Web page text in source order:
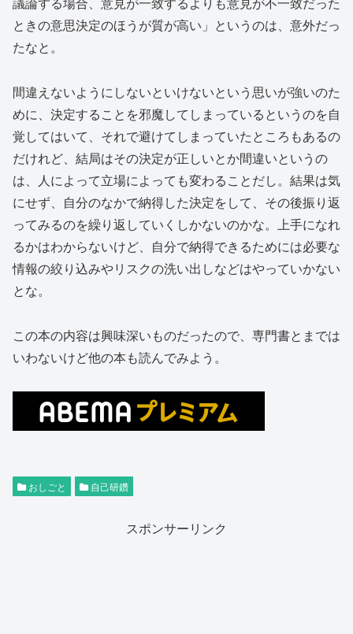
ときの意思決定のほうが質が高い」というのは、意外だっ
たなと。
間違えないようにしないといけないという思いが強いのた
めに、決定することを邪魔してしまっているというのを自
覚してはいて、それで避けてしまっていたところもあるの
だけれど、結局はその決定が正しいとか間違いというの
は、人によって立場によっても変わることだし。結果は気
にせず、自分のなかで納得した決定をして、その後振り返
ってみるのを繰り返していくしかないのかな。上手になれ
るかはわからないけど、自分で納得できるためには必要な
情報の絞り込みやリスクの洗い出しなどはやっていかない
とな。
この本の内容は興味深いものだったので、専門書とまでは
いわないけど他の本も読んでみよう。
おしごと 自己研鑽
スポンサーリンク